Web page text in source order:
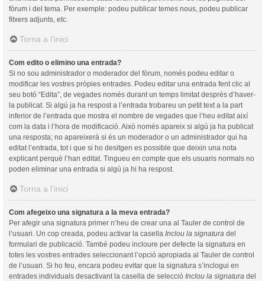
fòrum i del tema. Per exemple: podeu publicar temes nous, podeu publicar
fitxers adjunts, etc.
Torna a l’inici
Com edito o elimino una entrada?
Si no sou administrador o moderador del fòrum, només podeu editar o
modificar les vostres pròpies entrades. Podeu editar una entrada fent clic al
seu botó “Edita”, de vegades només durant un temps limitat després d’haver-
la publicat. Si algú ja ha respost a l’entrada trobareu un petit text a la part
inferior de l’entrada que mostra el nombre de vegades que l’heu editat així
com la data i l’hora de modificació. Això només apareix si algú ja ha publicat
una resposta; no apareixerà si és un moderador o un administrador qui ha
editat l’entrada, tot i que si ho desitgen es possible que deixin una nota
explicant perquè l’han editat. Tingueu en compte que els usuaris normals no
poden eliminar una entrada si algú ja hi ha respost.
Torna a l’inici
Com afegeixo una signatura a la meva entrada?
Per afegir una signatura primer n’heu de crear una al Tauler de control de
l’usuari. Un cop creada, podeu activar la casella Inclou la signatura del
formulari de publicació. També podeu incloure per defecte la signatura en
totes les vostres entrades seleccionant l’opció apropiada al Tauler de control
de l’usuari. Si ho feu, encara podeu evitar que la signatura s’inclogui en
entrades individuals desactivant la casella de selecció Inclou la signatura del